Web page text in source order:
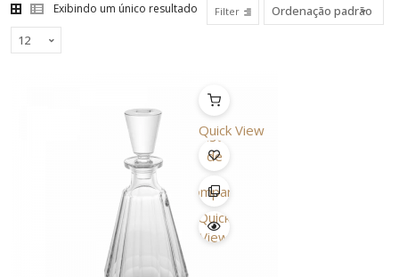
Exibindo um único resultado Filter
Quick View
Lista
de
Desejo
Comparar
Quick
View